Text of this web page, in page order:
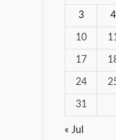
3 4
10
17
24
31
« Jul